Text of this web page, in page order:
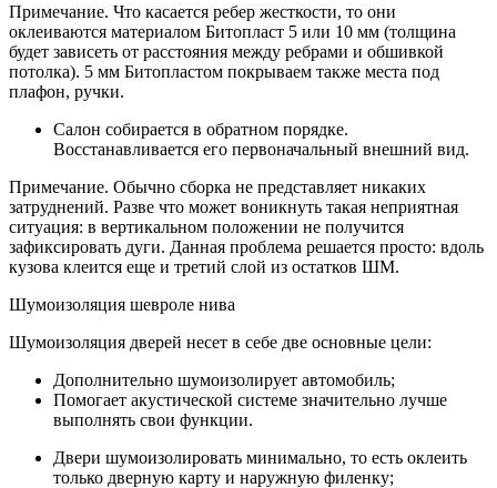
Примечание. Что касается ребер жесткости, то они
оклеиваются материалом Битопласт 5 или 10 мм (толщина
будет зависеть от расстояния между ребрами и обшивкой
потолка). 5 мм Битопластом покрываем также места под
плафон, ручки.
Салон собирается в обратном порядке.
Восстанавливается его первоначальный внешний вид.
Примечание. Обычно сборка не представляет никаких
затруднений. Разве что может воникнуть такая неприятная
ситуация: в вертикальном положении не получится
зафиксировать дуги. Данная проблема решается просто: вдоль
кузова клеится еще и третий слой из остатков ШМ.
Шумоизоляция шевроле нива
Шумоизоляция дверей несет в себе две основные цели:
Дополнительно шумоизолирует автомобиль;
Помогает акустической системе значительно лучше
выполнять свои функции.
Двери шумоизолировать минимально, то есть оклеить
только дверную карту и наружную филенку;